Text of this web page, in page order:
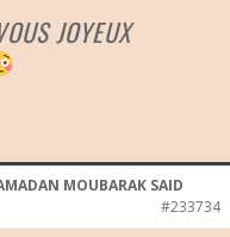
JOYEUX
MOUBARAK SAID
#233734